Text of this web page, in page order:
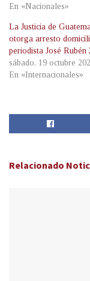
En «Nacionales»
La Justicia de
otorga arresto
periodista José Rubén
sábado, 19 octubre
En «Internacionales»
Relacionado